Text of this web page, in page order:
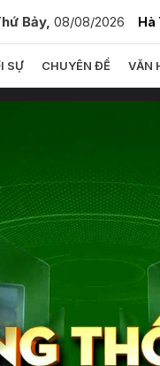
Bảy, 08/08/2026 Hà
SỰ CHUYÊN ĐỀ VĂN